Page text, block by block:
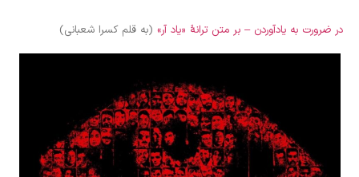
در ضرورت به یادآوردن – بر متن ترانهٔ «یاد آر» (به قلم کسرا شعبانی)